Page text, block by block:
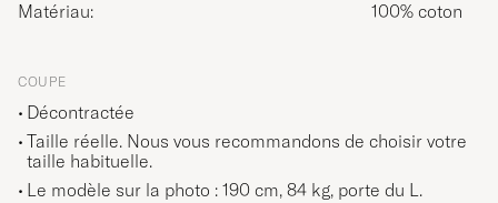
Matériau: 100% coton
COUPE
Décontractée
Taille réelle. Nous vous recommandons de choisir votre
taille habituelle.
Le modèle sur la photo : 190 cm, 84 kg, porte du L.